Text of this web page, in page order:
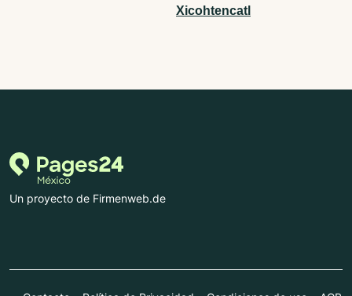
Xicohtencatl
Un proyecto de Firmenweb.de